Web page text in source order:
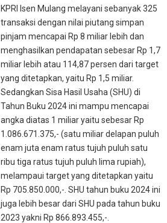
KPRI Isen Mulang melayani sebanyak 325
transaksi dengan nilai piutang simpan
pinjam mencapai Rp 8 miliar lebih dan
menghasilkan pendapatan sebesar Rp 1,7
miliar lebih atau 114,87 persen dari target
yang ditetapkan, yaitu Rp 1,5 miliar.
Sedangkan Sisa Hasil Usaha (SHU) di
Tahun Buku 2024 ini mampu mencapai
angka diatas 1 miliar yaitu sebesar Rp
1.086.671.375,- (satu miliar delapan puluh
enam juta enam ratus tujuh puluh satu
ribu tiga ratus tujuh puluh lima rupiah),
melampaui target yang ditetapkan yaitu
Rp 705.850.000,-. SHU tahun buku 2024 ini
juga lebih besar dari SHU pada tahun buku
2023 yakni Rp 866.893.455,-.